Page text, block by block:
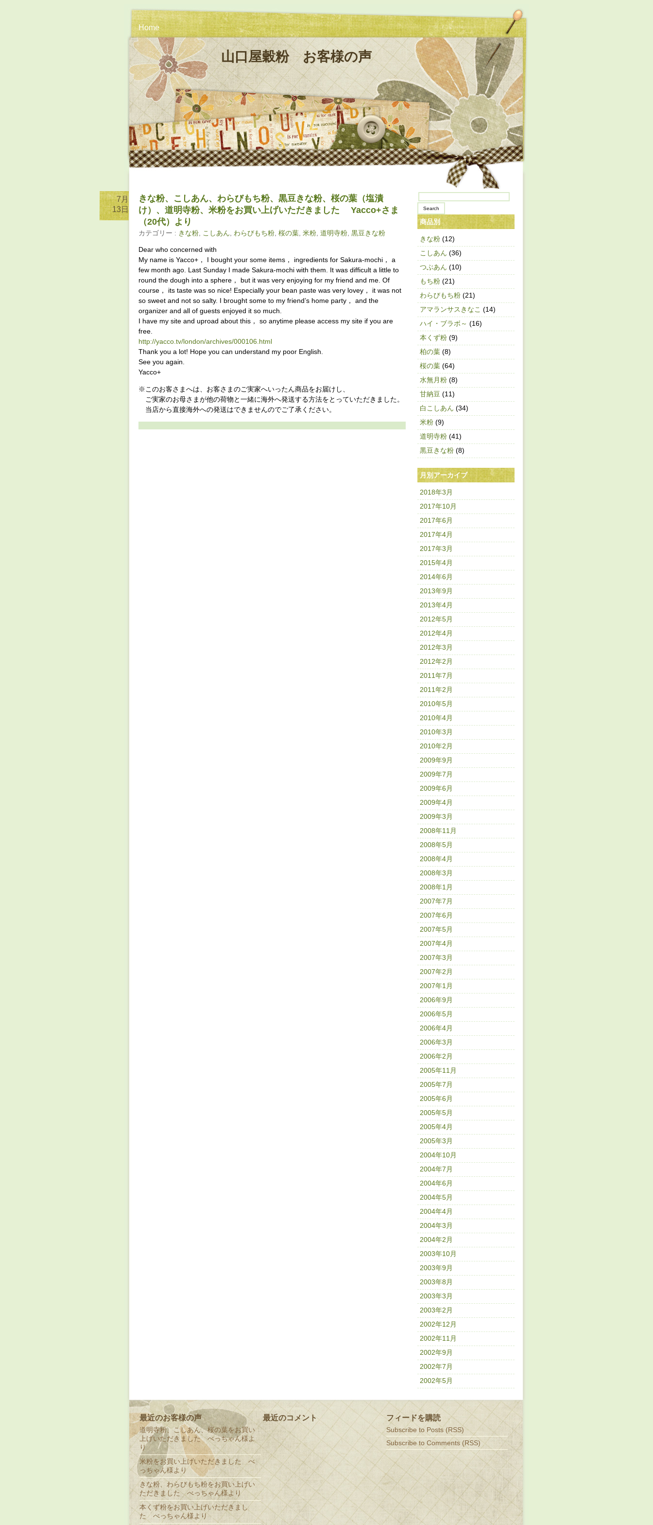
Home
山口屋穀粉 お客様の声
7月
13日
きな粉、こしあん、わらびもち粉、黒豆きな粉、桜の葉（塩漬
け）、道明寺粉、米粉をお買い上げいただきました Yacco+さま
（20代）より
カテゴリー : きな粉 こしあん わらびもち粉 桜の葉 米粉 道明寺粉 黒豆きな粉
Dear who concerned with
My name is Yacco+， I bought your some items， ingredients for Sakura-mochi， a
few month ago. Last Sunday I made Sakura-mochi with them. It was difficult a little to
round the dough into a sphere， but it was very enjoying for my friend and me. Of
course， its taste was so nice! Especially your bean paste was very lovey， it was not
so sweet and not so salty. I brought some to my friend’s home party， and the
organizer and all of guests enjoyed it so much.
I have my site and uproad about this， so anytime please access my site if you are
free.
http://yacco.tv/london/archives/000106.html
Thank you a lot! Hope you can understand my poor English.
See you again.
Yacco+
※このお客さまへは、お客さまのご実家へいったん商品をお届けし、
ご実家のお母さまが他の荷物と一緒に海外へ発送する方法をとっていただきました。
当店から直接海外への発送はできませんのでご了承ください。
商品別
きな粉 (12)
こしあん (36)
つぶあん (10)
もち粉 (21)
わらびもち粉 (21)
アマランサスきなこ (14)
ハイ・ブラボ～ (16)
本くず粉 (9)
柏の葉 (8)
桜の葉 (64)
水無月粉 (8)
甘納豆 (11)
白こしあん (34)
米粉 (9)
道明寺粉 (41)
黒豆きな粉 (8)
月別アーカイブ
2018年3月
2017年10月
2017年6月
2017年4月
2017年3月
2015年4月
2014年6月
2013年9月
2013年4月
2012年5月
2012年4月
2012年3月
2012年2月
2011年7月
2011年2月
2010年5月
2010年4月
2010年3月
2010年2月
2009年9月
2009年7月
2009年6月
2009年4月
2009年3月
2008年11月
2008年5月
2008年4月
2008年3月
2008年1月
2007年7月
2007年6月
2007年5月
2007年4月
2007年3月
2007年2月
2007年1月
2006年9月
2006年5月
2006年4月
2006年3月
2006年2月
2005年11月
2005年7月
2005年6月
2005年5月
2005年4月
2005年3月
2004年10月
2004年7月
2004年6月
2004年5月
2004年4月
2004年3月
2004年2月
2003年10月
2003年9月
2003年8月
2003年3月
2003年2月
2002年12月
2002年11月
2002年9月
2002年7月
2002年5月
最近のお客様の声
道明寺粉、こしあん、桜の葉をお買い
上げいただきました べっちゃん様よ
り
米粉をお買い上げいただきました べ
っちゃん様より
きな粉、わらびもち粉をお買い上げい
ただきました べっちゃん様より
本くず粉をお買い上げいただきまし
た べっちゃん様より
最近のコメント フィードを購読
Subscribe to Posts (RSS)
Subscribe to Comments (RSS)